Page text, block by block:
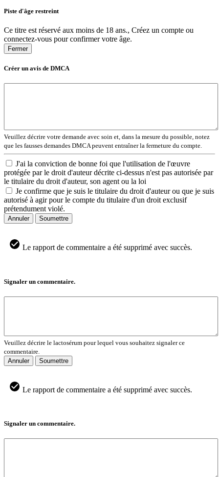
Piste d'âge restreint
Ce titre est réservé aux moins de 18 ans., Créez un compte ou
connectez-vous pour confirmer votre âge.
Fermer
Créer un avis de DMCA
Veuillez décrire votre demande avec soin et, dans la mesure du possible, notez
que les fausses demandes DMCA peuvent entraîner la fermeture du compte.
J'ai la conviction de bonne foi que l'utilisation de l'œuvre
protégée par le droit d'auteur décrite ci-dessus n'est pas autorisée par
le titulaire du droit d'auteur, son agent ou la loi
Je confirme que je suis le titulaire du droit d'auteur ou que je suis
autorisé à agir pour le compte du titulaire d'un droit exclusif
prétendument violé.
Annuler Soumettre
Le rapport de commentaire a été supprimé avec succès.
Signaler un commentaire.
Veuillez décrire le lactosérum pour lequel vous souhaitez signaler ce
commentaire.
Annuler
Soumettre
Le rapport de commentaire a été supprimé avec succès.
Signaler un commentaire.